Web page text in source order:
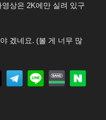
상은 2K에만 실려 있구
겠네요. (볼 게 너무 많